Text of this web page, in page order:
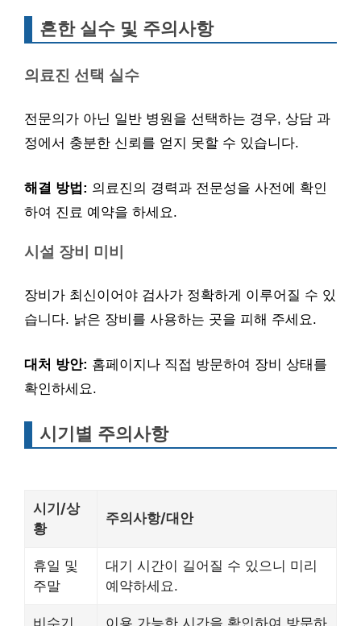
흔한 실수 및 주의사항
의료진 선택 실수
전문의가 아닌 일반 병원을 선택하는 경우, 상담 과
정에서 충분한 신뢰를 얻지 못할 수 있습니다.
해결 방법: 의료진의 경력과 전문성을 사전에 확인
하여 진료 예약을 하세요.
시설 장비 미비
장비가 최신이어야 검사가 정확하게 이루어질 수 있
습니다. 낡은 장비를 사용하는 곳을 피해 주세요.
대처 방안: 홈페이지나 직접 방문하여 장비 상태를
확인하세요.
시기별 주의사항
시기/상
황
주의사항/대안
휴일 및
주말
대기 시간이 길어질 수 있으니 미리
예약하세요.
비수기 이용 가능한 시간을 확인하여 방문하